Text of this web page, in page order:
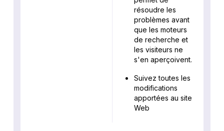
résoudre les
problèmes avant
que les moteurs
de recherche et
les visiteurs ne
s'en aperçoivent.
Suivez toutes les
modifications
apportées au site
Web